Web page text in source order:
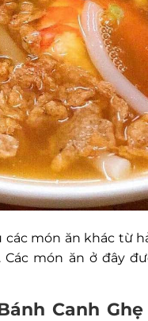
món ăn khác từ
Các món ăn ở đây
Canh